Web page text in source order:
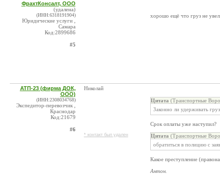
ФрахтКонсалт, ООО
(удалена)
(ИНН:6318191904)
Юридические услуги ,
Самара
Код:2899686
#5
хорошо ещё что груз не
АТП-23 (фирма ДОК,
ООО)
(ИНН:2308034768)
Экспедитор-перевозчик ,
Краснодар
Код:21679
#6
Николай
* контакт был удален
Цитата (Транспортные
Законно ли удерживать груз
Срок оплаты уже наступил?
Цитата (Транспортные
обратиться в полицию с
Какое преступление
Антон.